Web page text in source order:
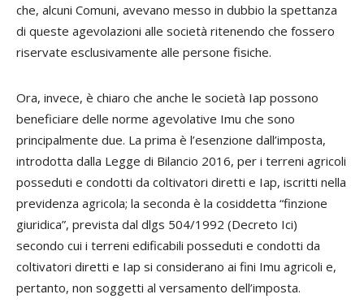
che, alcuni Comuni, avevano messo in dubbio la spettanza
di queste agevolazioni alle società ritenendo che fossero
riservate esclusivamente alle persone fisiche.
Ora, invece, è chiaro che anche le società Iap possono
beneficiare delle norme agevolative Imu che sono
principalmente due. La prima è l’esenzione dall’imposta,
introdotta dalla Legge di Bilancio 2016, per i terreni agricoli
posseduti e condotti da coltivatori diretti e Iap, iscritti nella
previdenza agricola; la seconda è la cosiddetta “finzione
giuridica”, prevista dal dlgs 504/1992 (Decreto Ici)
secondo cui i terreni edificabili posseduti e condotti da
coltivatori diretti e Iap si considerano ai fini Imu agricoli e,
pertanto, non soggetti al versamento dell’imposta.